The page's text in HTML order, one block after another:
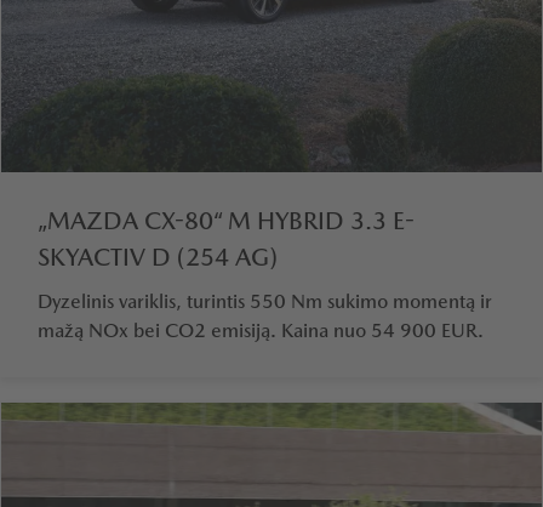
„MAZDA CX-80“ M HYBRID 3.3 E-
SKYACTIV D (254 AG)
Dyzelinis variklis, turintis 550 Nm sukimo momentą ir
mažą NOx bei CO2 emisiją. Kaina nuo 54 900 EUR.